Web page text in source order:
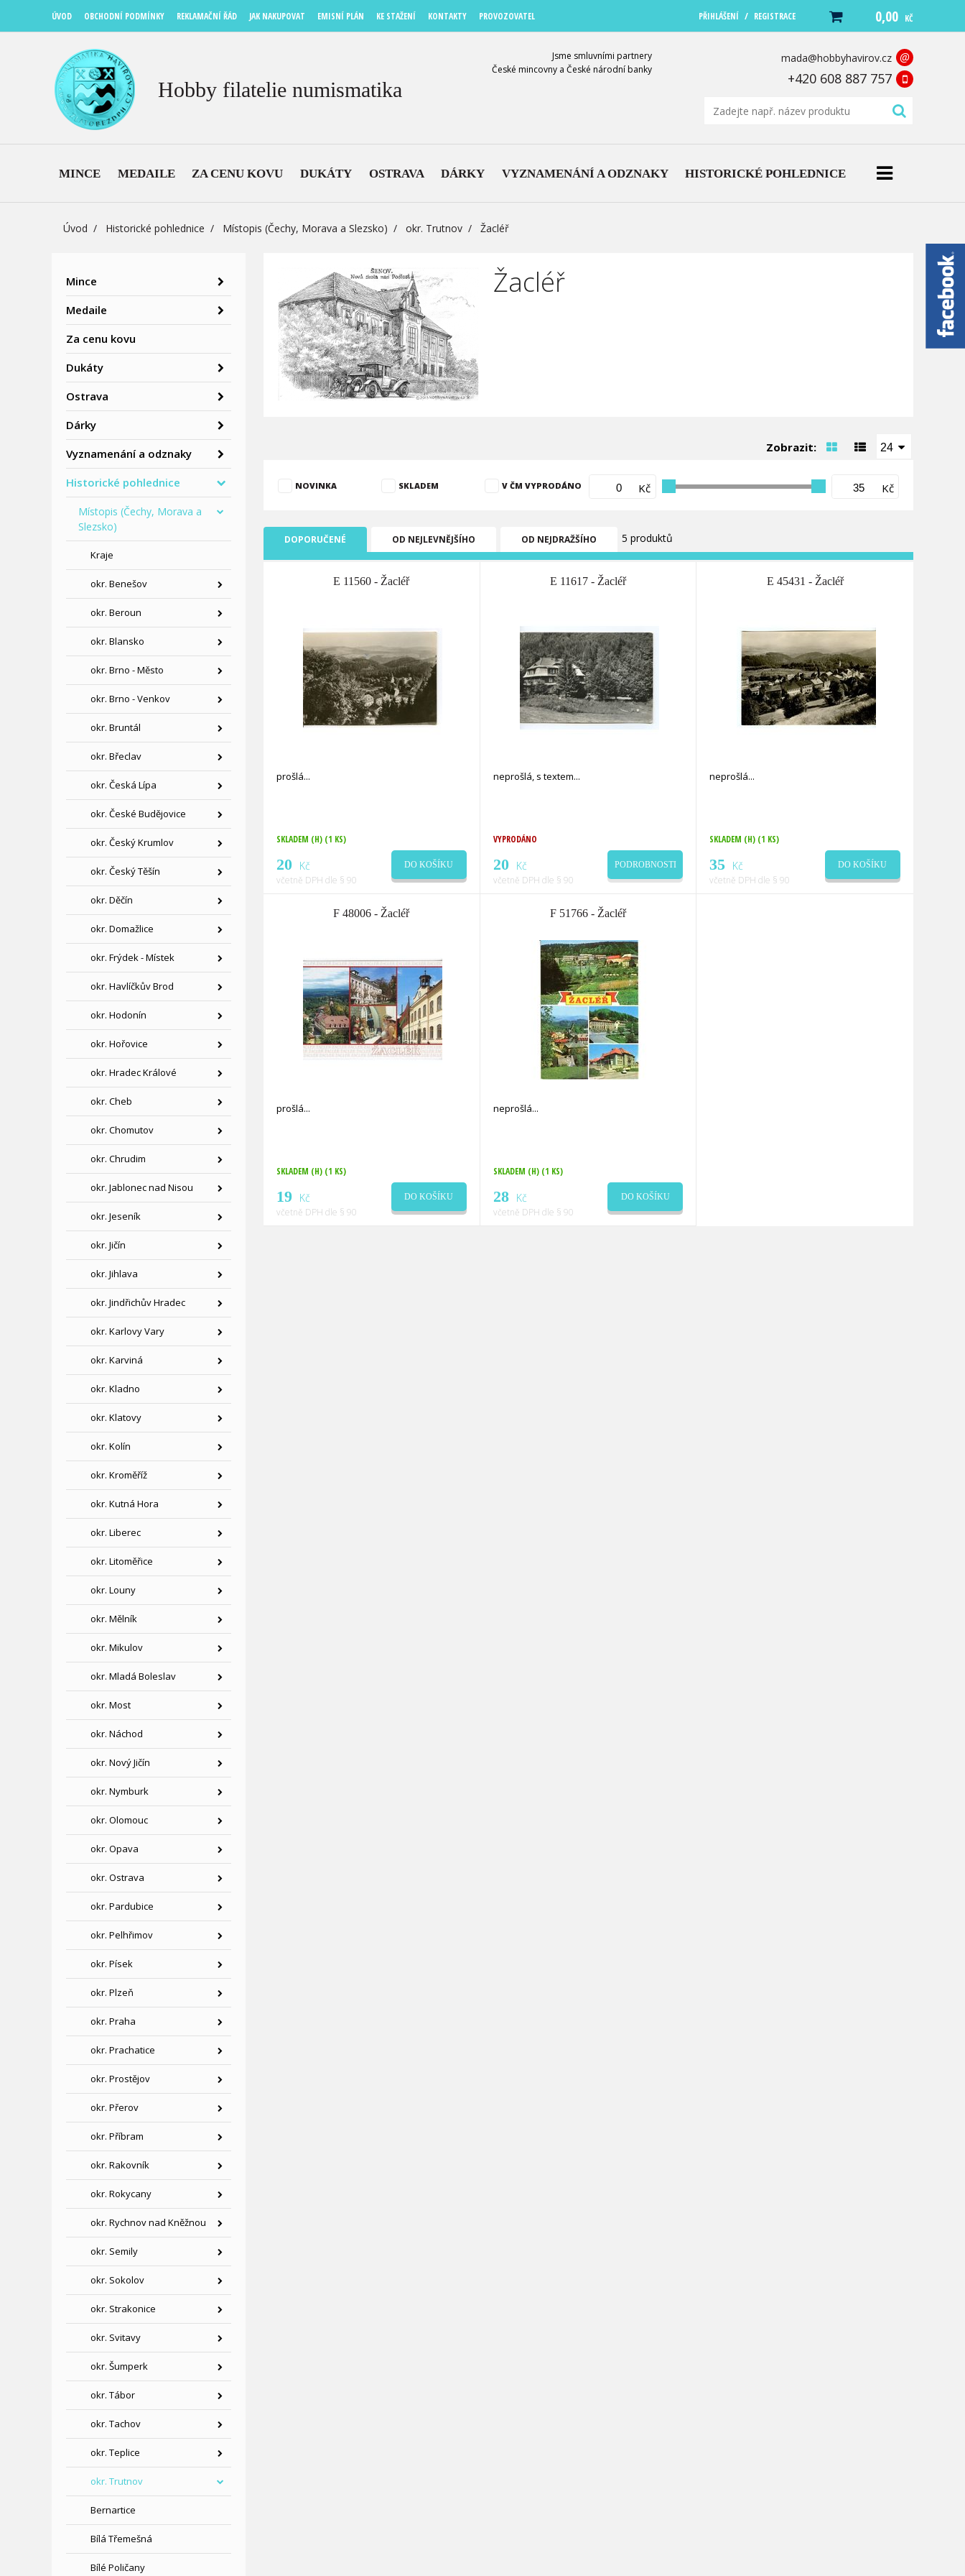
ÚVOD OBCHODNÍ PODMÍNKY REKLAMAČNÍ ŘÁD JAK NAKUPOVAT EMISNÍ PLÁN KE STAŽENÍ KONTAKTY PROVOZOVATEL PŘIHLÁŠENÍ / REGISTRACE 0,00 KČ
Hobby filatelie numismatika
Jsme smluvními partnery
České mincovny a České národní banky
mada@hobbyhavirov.cz @
+420 608 887 757
MINCE MEDAILE ZA CENU KOVU DUKÁTY OSTRAVA DÁRKY VYZNAMENÁNÍ A ODZNAKY HISTORICKÉ POHLEDNICE
Úvod Historické pohlednice Místopis (Čechy, Morava a Slezsko) okr. Trutnov Žacléř
Mince
Medaile
Za cenu kovu
Dukáty
Ostrava
Dárky
Vyznamenání a odznaky
Historické pohlednice
Místopis (Čechy, Morava a
Slezsko)
Kraje
okr. Benešov
okr. Beroun
okr. Blansko
okr. Brno - Město
okr. Brno - Venkov
okr. Bruntál
okr. Břeclav
okr. Česká Lípa
okr. České Budějovice
okr. Český Krumlov
okr. Český Těšín
okr. Děčín
okr. Domažlice
okr. Frýdek - Místek
okr. Havlíčkův Brod
okr. Hodonín
okr. Hořovice
okr. Hradec Králové
okr. Cheb
okr. Chomutov
okr. Chrudim
okr. Jablonec nad Nisou
okr. Jeseník
okr. Jičín
okr. Jihlava
okr. Jindřichův Hradec
okr. Karlovy Vary
okr. Karviná
okr. Kladno
okr. Klatovy
okr. Kolín
okr. Kroměříž
okr. Kutná Hora
okr. Liberec
okr. Litoměřice
okr. Louny
okr. Mělník
okr. Mikulov
okr. Mladá Boleslav
okr. Most
okr. Náchod
okr. Nový Jičín
okr. Nymburk
okr. Olomouc
okr. Opava
okr. Ostrava
okr. Pardubice
okr. Pelhřimov
okr. Písek
okr. Plzeň
okr. Praha
okr. Prachatice
okr. Prostějov
okr. Přerov
okr. Příbram
okr. Rakovník
okr. Rokycany
okr. Rychnov nad Kněžnou
okr. Semily
okr. Sokolov
okr. Strakonice
okr. Svitavy
okr. Šumperk
okr. Tábor
okr. Tachov
okr. Teplice
okr. Trutnov
Bernartice
Bílá Třemešná
Bílé Poličany
Žacléř
Zobrazit: 24
NOVINKA SKLADEM V ČM VYPRODÁNO Kč Kč
DOPORUČENÉ OD NEJLEVNĚJŠÍHO OD NEJDRAŽŠÍHO 5 produktů
E 11560 - Žacléř
prošlá
SKLADEM (H) (1 KS)
20 Kč
včetně DPH dle § 90
DO KOŠÍKU
E 11617 - Žacléř
neprošlá, s textem
VYPRODÁNO
20 Kč
včetně DPH dle § 90
PODROBNOSTI
E 45431 - Žacléř
neprošlá
SKLADEM (H) (1 KS)
35 Kč
včetně DPH dle § 90
DO KOŠÍKU
F 48006 - Žacléř
prošlá
SKLADEM (H) (1 KS)
19 Kč
včetně DPH dle § 90
DO KOŠÍKU
F 51766 - Žacléř
neprošlá
SKLADEM (H) (1 KS)
28 Kč
včetně DPH dle § 90
DO KOŠÍKU